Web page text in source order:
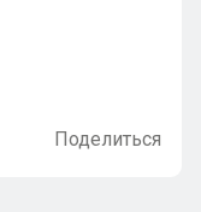
Поделиться